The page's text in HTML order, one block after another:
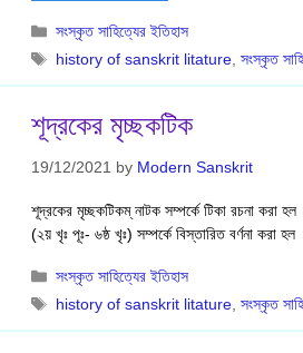
Categories
সংস্কৃত সাহিত্যের ইতিহাস
Tags
history of sanskrit litature,সংস্কৃত
শূদ্রকের মৃচ্ছকটিক
19/12/2021 by Modern Sanskrit
শূদ্রকের মৃচ্ছকটিকম্ নাটক সম্পর্কে টিকা রচনা করা
(২য় খৃঃ পূঃ- ৬ষ্ঠ খৃঃ) সম্পর্কে বিস্তারিত বর্ণনা করা হল
Categories
সংস্কৃত সাহিত্যের ইতিহাস
Tags
history of sanskrit litature ,সংস্কৃত